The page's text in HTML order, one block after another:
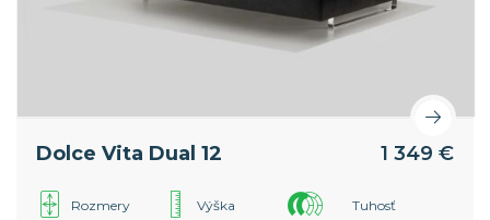
Dolce Vita Dual 12 1 349 €
Rozmery Výška Tuhosť